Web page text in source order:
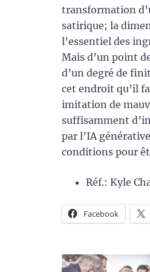
transformation
satirique; la
l’essentiel des
Mais d’un point
d’un degré de
cet endroit qu’il
imitation de
suffisamment
par l’IA
conditions pour
Réf.: Kyle
Facebook